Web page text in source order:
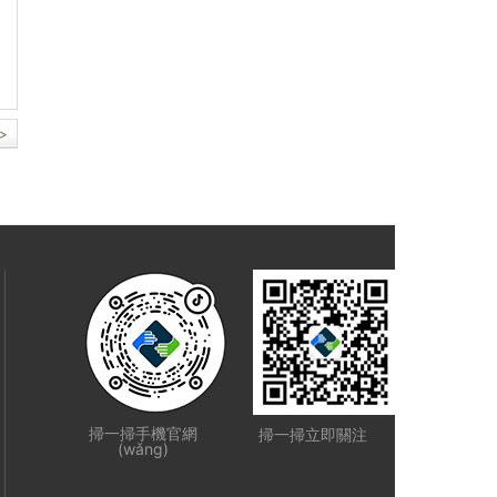
掃一掃手機官網
(wǎng)
掃一掃立即關注